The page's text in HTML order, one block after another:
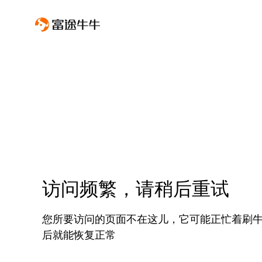
访问频繁，请稍后重试
您所要访问的页面不在这儿，它可能正忙着刷
后就能恢复正常